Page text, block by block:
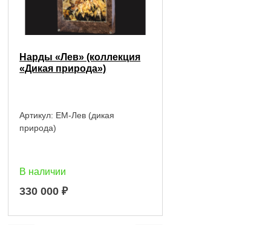
Нарды «Лев» (коллекция
«Дикая природа»)
Артикул: EM-Лев (дикая
природа)
В наличии
330 000 ₽